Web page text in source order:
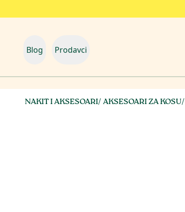
Blog Prodavci
NAKIT I AKSESOARI/AKSESOARI ZA KOSU/